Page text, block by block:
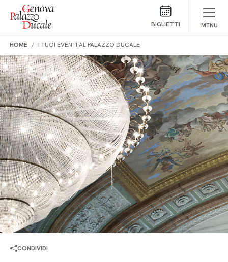
Salta al contenuto
BIGLIETTI MENU
HOME I TUOI EVENTI AL PALAZZO DUCALE
CONDIVIDI